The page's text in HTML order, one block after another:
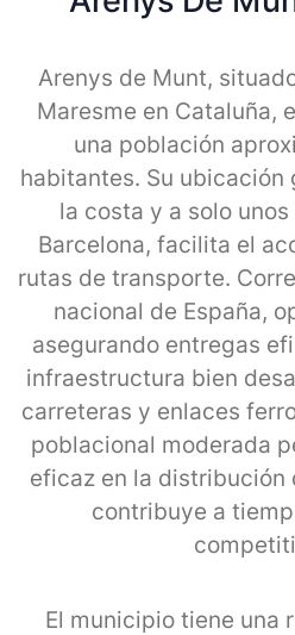
Arenys de Munt,
Maresme en Cataluña,
una población
habitantes. Su
la costa y a solo
Barcelona, facilita el
rutas de transporte.
nacional de España,
asegurando entregas
infraestructura bien
carreteras y enlaces
poblacional moderada
eficaz en la distribución
contribuye a
El municipio tiene una